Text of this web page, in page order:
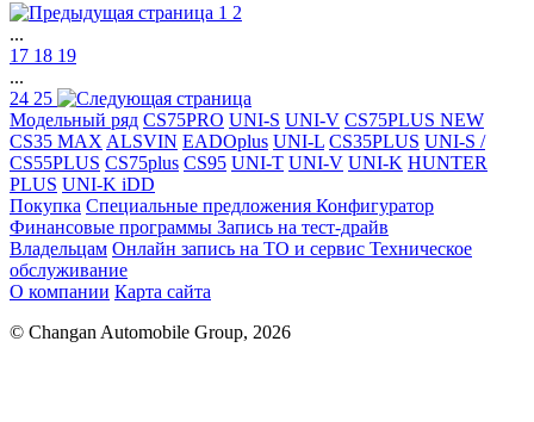
1 2
...
17 18 19
...
24 25
Модельный ряд CS75PRO UNI-S UNI-V CS75PLUS NEW
CS35 MAX ALSVIN EADOplus UNI-L CS35PLUS UNI-S /
CS55PLUS CS75plus CS95 UNI-T UNI-V UNI-K HUNTER
PLUS UNI-K iDD
Покупка Специальные предложения Конфигуратор
Финансовые программы Запись на тест-драйв
Владельцам Онлайн запись на ТО и сервис Техническое
обслуживание
О компании Карта сайта
© Changan Automobile Group, 2026